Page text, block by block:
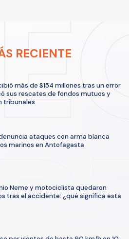
RECIENTE
más de $154 millones tras un error
sus rescates de fondos mutuos y
tribunales
ataques con arma blanca
marinos en Antofagasta
Neme y motociclista quedaron
tras el accidente: ¿qué significa esta